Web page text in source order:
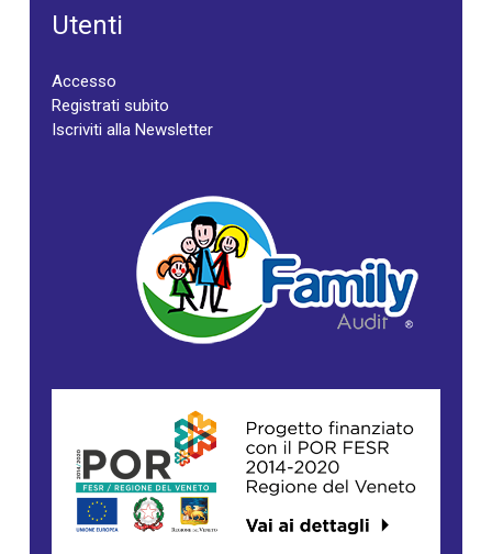
Utenti
Accesso
Registrati subito
Iscriviti alla Newsletter